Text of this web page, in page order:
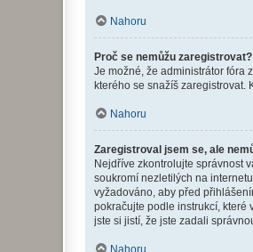
Nahoru
Proč se nemůžu zaregistrovat?
Je možné, že administrátor fóra
kterého se snažíš zaregistrovat.
Nahoru
Zaregistroval jsem se, ale
Nejdříve zkontrolujte správnost
soukromí nezletilých na
vyžadováno, aby před
pokračujte podle instrukcí, které
jste si jistí, že jste zadali
Nahoru